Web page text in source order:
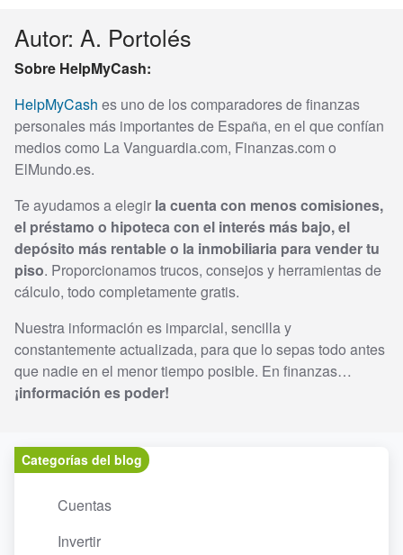
Autor: A. Portolés
Sobre HelpMyCash:
HelpMyCash es uno de los comparadores de finanzas
personales más importantes de España, en el que confían
medios como La Vanguardia.com, Finanzas.com o
ElMundo.es.
Te ayudamos a elegir la cuenta con menos comisiones,
el préstamo o hipoteca con el interés más bajo, el
depósito más rentable o la inmobiliaria para vender tu
piso. Proporcionamos trucos, consejos y herramientas de
cálculo, todo completamente gratis.
Nuestra información es imparcial, sencilla y
constantemente actualizada, para que lo sepas todo antes
que nadie en el menor tiempo posible. En finanzas…
¡información es poder!
Categorías del blog
Cuentas
Invertir